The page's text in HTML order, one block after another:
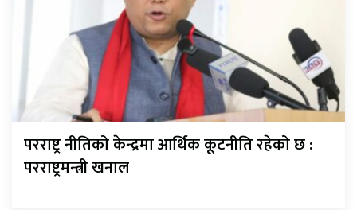
परराष्ट्र नीतिको केन्द्रमा आर्थिक कूटनीति रहेको छ :
परराष्ट्रमन्त्री खनाल